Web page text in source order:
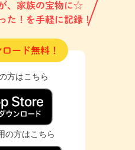
、家族の宝物に☆
た！を手軽に記録！
ード無料！
方はこちら
の方はこちら